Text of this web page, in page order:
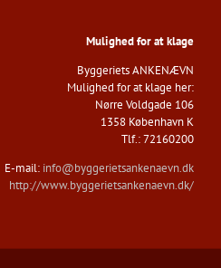
Mulighed for at klage
Byggeriets ANKENÆVN​
Mulighed for at klage her:
Nørre Voldgade 106
1358 København K
​Tlf.: 72160200
E-mail: info@byggerietsankenaevn.dk
http://www.byggerietsankenaevn.dk/